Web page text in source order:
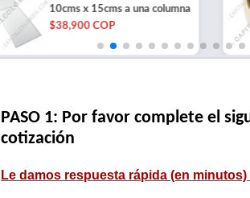
10cms x 15cms a una columna
$38,900 COP
PASO 1: Por favor complete el
cotización
Le damos respuesta rápida (en